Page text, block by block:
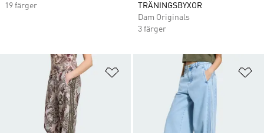
19 färger
TRÄNINGSBYXOR
Dam Originals
3 färger
Lägg till på önskelistan